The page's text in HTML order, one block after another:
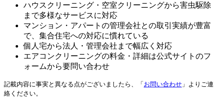
ハウスクリーニング・空室クリーニングから害虫駆除
まで多様なサービスに対応
マンション・アパートの管理会社との取引実績が豊富
で、集合住宅への対応に慣れている
個人宅から法人・管理会社まで幅広く対応
エアコンクリーニングの料金・詳細は公式サイトのフ
ォームから要問い合わせ
記載内容に事実と異なる点がございましたら、「 お問い合わせ 」よりご連
絡ください。